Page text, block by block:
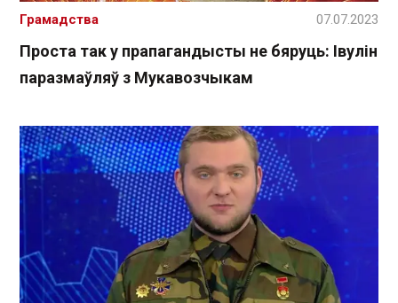
Проста так у прапагандысты не бяруць: Івулін
паразмаўляў з Мукавозчыкам
Грамадства 07.07.2023